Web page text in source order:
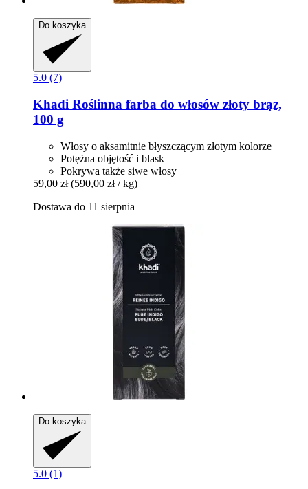
Do koszyka
5.0 (7)
Khadi Roślinna farba do włosów złoty brąz,
100 g
Włosy o aksamitnie błyszczącym złotym kolorze
Potężna objętość i blask
Pokrywa także siwe włosy
59,00 zł (590,00 zł / kg)
Dostawa do 11 sierpnia
Do koszyka
5.0 (1)